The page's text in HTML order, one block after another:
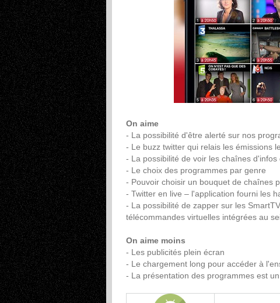
On aime
- La possibilité d'être alerté sur nos
- Le buzz twitter qui relais les émissions
- La possibilité de voir les chaînes d'infos
- Le choix des programmes par genre
- Pouvoir choisir un bouquet de chaînes
- Twitter en live – l'application fourni les
- La possibilité de zapper sur les
télécommandes virtuelles intégrées au
On aime moins
- Les publicités plein écran
- Le chargement long pour accéder à
- La présentation des programmes est un